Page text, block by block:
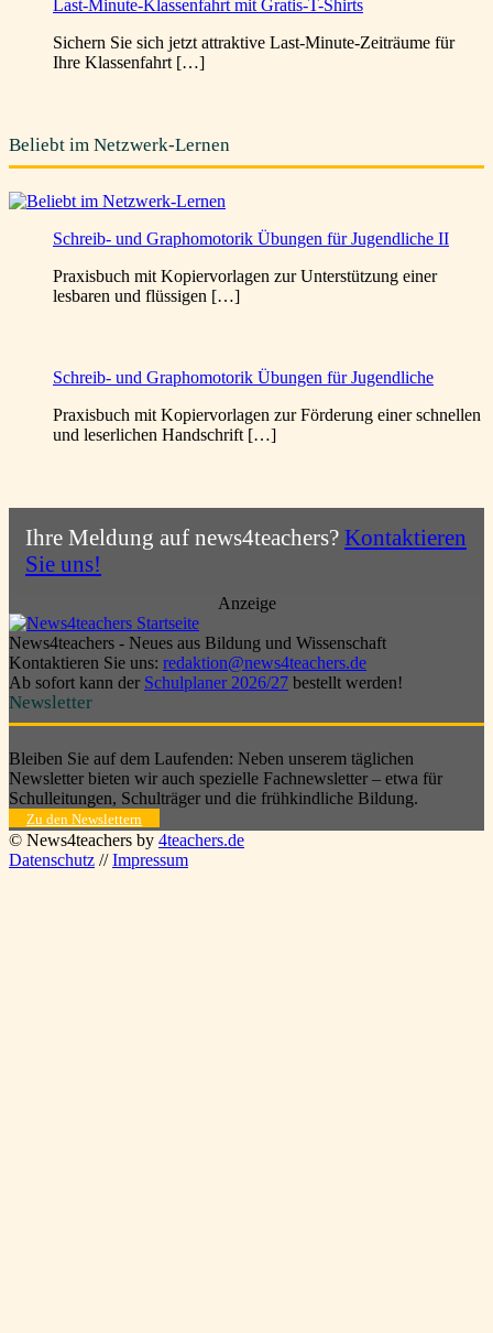
Last-Minute-Klassenfahrt mit Gratis-T-Shirts
Sichern Sie sich jetzt attraktive Last-Minute-Zeiträume für
Ihre Klassenfahrt […]
Beliebt im Netzwerk-Lernen
Schreib- und Graphomotorik Übungen für Jugendliche II
Praxisbuch mit Kopiervorlagen zur Unterstützung einer
lesbaren und flüssigen […]
Schreib- und Graphomotorik Übungen für Jugendliche
Praxisbuch mit Kopiervorlagen zur Förderung einer schnellen
und leserlichen Handschrift […]
Ihre Meldung auf news4teachers? Kontaktieren
Sie uns!
Anzeige
News4teachers - Neues aus Bildung und Wissenschaft
Kontaktieren Sie uns: redaktion@news4teachers.de
Ab sofort kann der Schulplaner 2026/27 bestellt werden!
Newsletter
Bleiben Sie auf dem Laufenden: Neben unserem täglichen
Newsletter bieten wir auch spezielle Fachnewsletter – etwa für
Schulleitungen, Schulträger und die frühkindliche Bildung.
Zu den Newslettern
© News4teachers by 4teachers.de
Datenschutz //Impressum